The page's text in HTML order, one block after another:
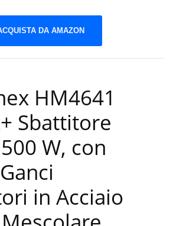
DA AMAZON
HM4641
Sbattitore
W, con
in Acciaio